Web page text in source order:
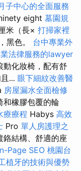
子中心的全面服務
eight 墓園規
米（長× 打掃家裡
黑色。 台中專業外
法律服務的lawyer
動化妝椅，配有舒
... 眼下細紋改善醫
房屋漏水全面檢修
和橡膠包覆的輪
療療程 Habys 高效
Pro 單人房護理之
鉻結構、舒適的座
Page SEO 桃園台
植牙的技術與優勢